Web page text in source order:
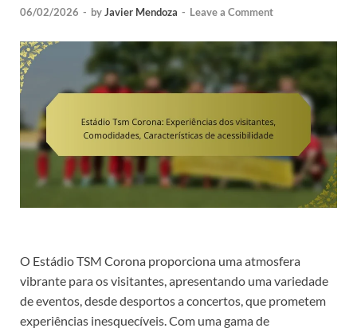
06/02/2026 - byJavier Mendoza - Leave a Comment
O Estádio TSM Corona proporciona uma atmosfera
vibrante para os visitantes, apresentando uma variedade
de eventos, desde desportos a concertos, que prometem
experiências inesquecíveis. Com uma gama de